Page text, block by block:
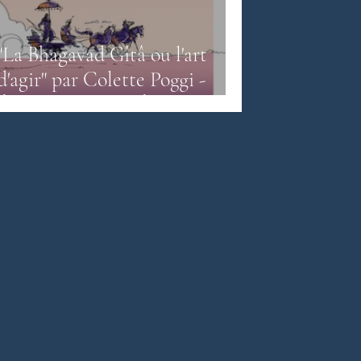
népalaise
Bhagavad Gîtâ ou l'art
par Colette Poggi -